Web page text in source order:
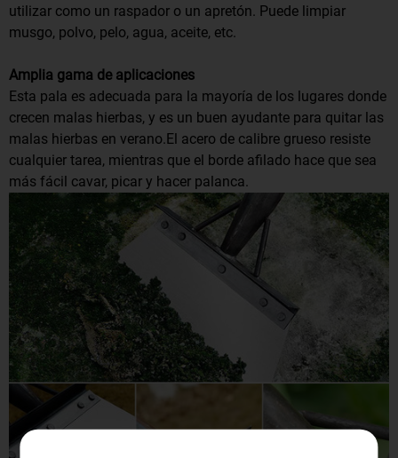
utilizar como un raspador o un apretón. Puede limpiar
musgo, polvo, pelo, agua, aceite, etc.
Amplia gama de aplicaciones
Esta pala es adecuada para la mayoría de los lugares donde
crecen malas hierbas, y es un buen ayudante para quitar las
malas hierbas en verano.El acero de calibre grueso resiste
cualquier tarea, mientras que el borde afilado hace que sea
más fácil cavar, picar y hacer palanca.